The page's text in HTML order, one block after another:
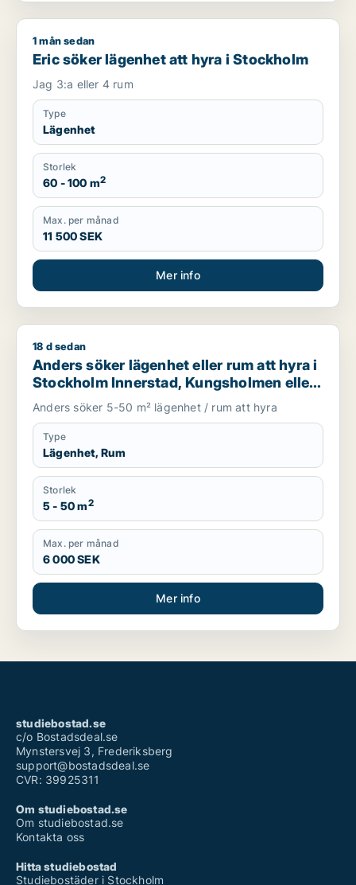
Eric söker lägenhet att hyra i Stockholm
1 mån sedan
Eric söker lägenhet att hyra i Stockholm
Jag 3:a eller 4 rum
Type
Lägenhet
Storlek
60 - 100 m2
Max. per månad
11 500 SEK
Mer info
Anders söker lägenhet eller rum att hyra i Stockholm
18 d sedan
Anders söker lägenhet eller rum att hyra i
Stockholm Innerstad, Kungsholmen eller
Vasastan m.fl.
Anders söker 5-50 m² lägenhet / rum att hyra
Type
Lägenhet, Rum
Storlek
5 - 50 m2
Max. per månad
6 000 SEK
Mer info
studiebostad.se
c/o Bostadsdeal.se
Mynstersvej 3, Frederiksberg
support@bostadsdeal.se
CVR: 39925311
Om studiebostad.se
Om studiebostad.se
Kontakta oss
Hitta studiebostad
Studiebostäder i Stockholm